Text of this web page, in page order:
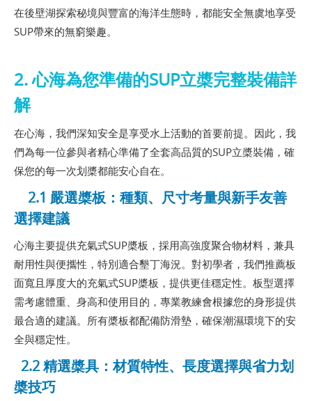
在後壁湖探索秘境與豐富的海洋生態時，都能安全無虞地享受
SUP帶來的無窮樂趣。
2. 心海為您準備的SUP立槳完整裝備詳
解
在心海，我們深知安全是享受水上活動的首要前提。因此，我
們為每一位參與者精心準備了全套高品質的SUP立槳裝備，確
保您的每一次划槳都能安心自在。
2.1 嚴選槳板：種類、尺寸考量與新手友善
選擇建議
心海主要提供充氣式SUP槳板，採用高強度聚合物材料，兼具
耐用性與便攜性，特別適合墾丁海況。對初學者，我們推薦板
面寬且厚度大的充氣式SUP槳板，提供更佳穩定性。板型選擇
需考慮體重、身高和使用目的，專業教練會根據您的身形提供
最合適的建議。所有槳板都配備防滑墊，確保潮濕環境下的安
全與穩定性。
2.2 精選槳具：材質特性、長度選擇與省力划
槳技巧